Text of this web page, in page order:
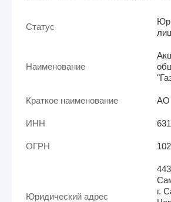
Статус
Наименование
Краткое наименование АО
ИНН
ОГРН
Юридический адрес
г.